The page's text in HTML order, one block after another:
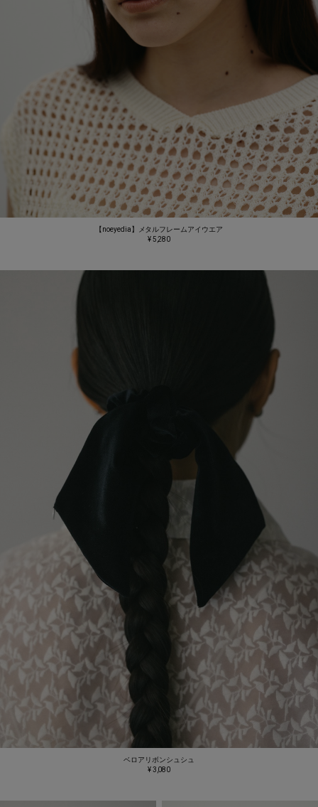
【noeyedia】メタルフレームアイウエア
¥ 5,280
ベロアリボンシュシュ
¥ 3,080